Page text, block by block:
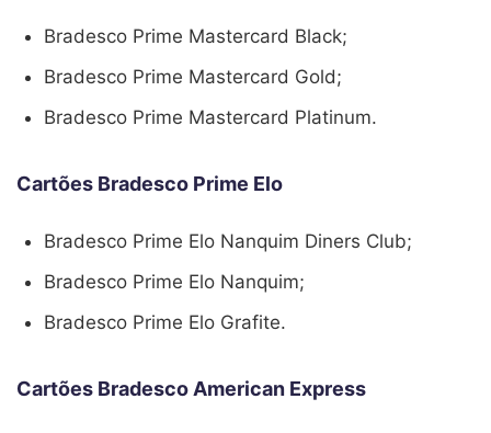
Bradesco Prime Mastercard Black;
Bradesco Prime Mastercard Gold;
Bradesco Prime Mastercard Platinum.
Cartões Bradesco Prime Elo
Bradesco Prime Elo Nanquim Diners Club;
Bradesco Prime Elo Nanquim;
Bradesco Prime Elo Grafite.
Cartões Bradesco American Express